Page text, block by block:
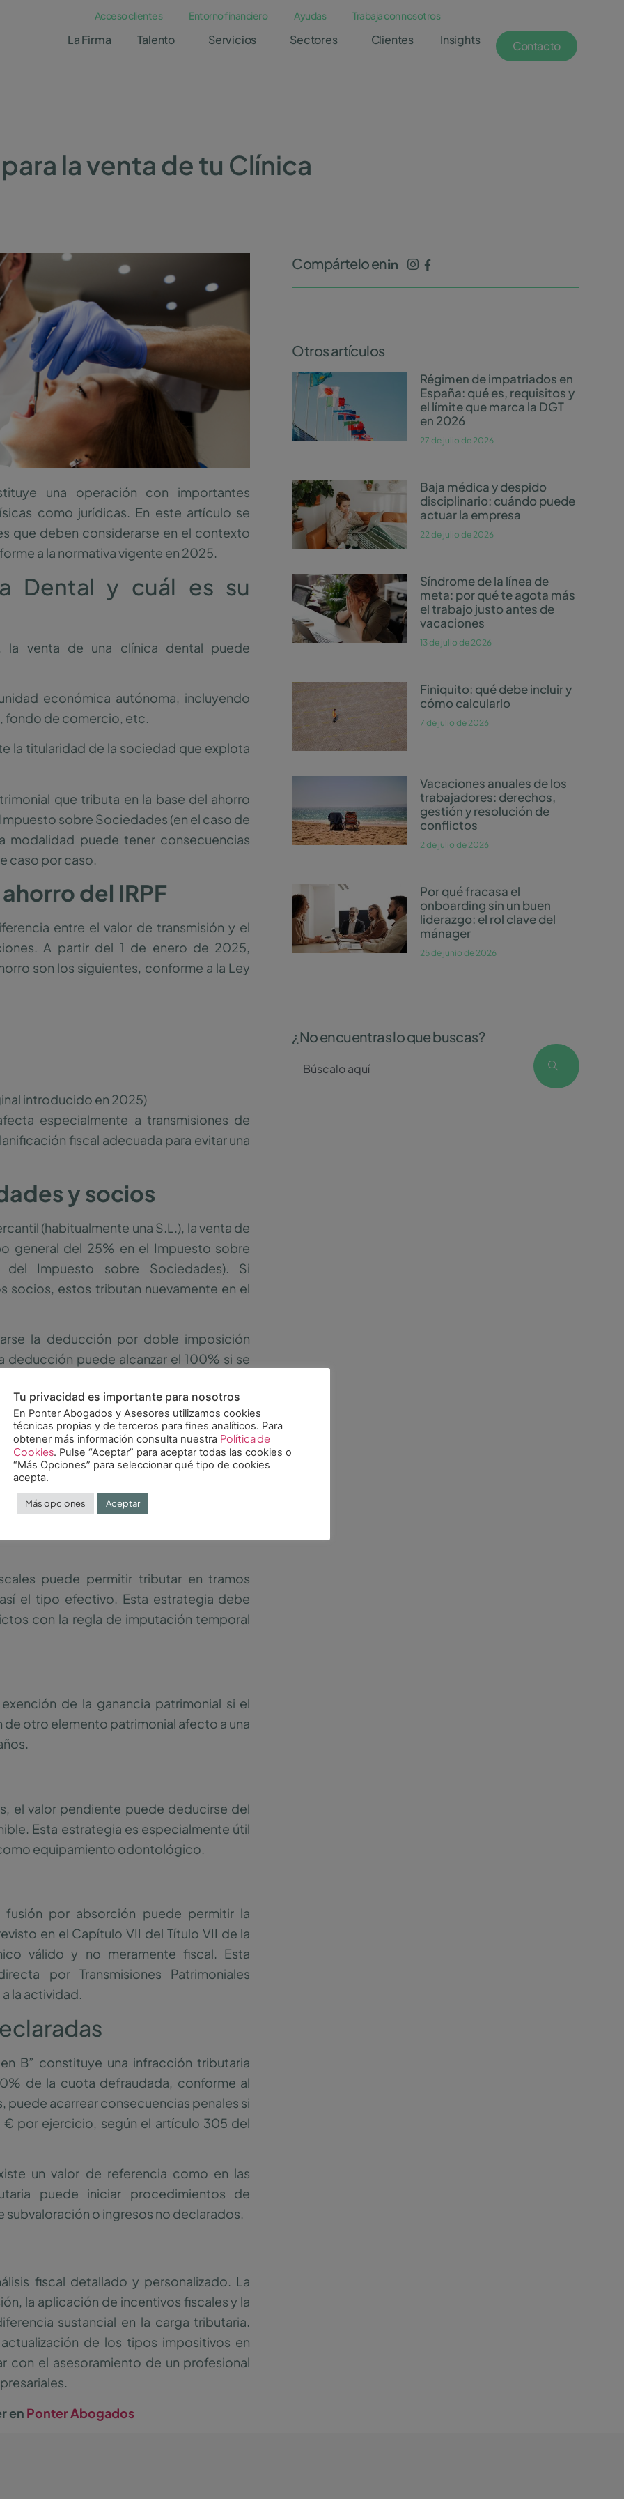
Acceso clientes Entorno financiero Ayudas Trabaja con nosotros
Contacto
La Firma Talento Servicios Sectores Clientes Insights
la venta de tu Clínica
una operación con importantes
como jurídicas. En este artículo se
que deben considerarse en el contexto
a la normativa vigente en 2025.
Dental y cuál es su
venta de una clínica dental puede
económica autónoma, incluyendo
fondo de comercio, etc.
la titularidad de la sociedad que explota
que tributa en la base del ahorro
sobre Sociedades (en el caso de
modalidad puede tener consecuencias
caso por caso.
del IRPF
entre el valor de transmisión y el
A partir del 1 de enero de 2025,
son los siguientes, conforme a la Ley
introducido en 2025)
especialmente a transmisiones de
fiscal adecuada para evitar una
y socios
(habitualmente una S.L.), la venta de
general del 25% en el Impuesto sobre
Impuesto sobre Sociedades). Si
socios, estos tributan nuevamente en el
la deducción por doble imposición
deducción puede alcanzar el 100% si se
del 5% y tenencia durante al menos
la tributación
reducir la carga fiscal derivada de la
puede permitir tributar en tramos
el tipo efectivo. Esta estrategia debe
con la regla de imputación temporal
de la ganancia patrimonial si el
otro elemento patrimonial afecto a una
el valor pendiente puede deducirse del
Esta estrategia es especialmente útil
equipamiento odontológico.
fusión por absorción puede permitir la
en el Capítulo VII del Título VII de la
válido y no meramente fiscal. Esta
por Transmisiones Patrimoniales
la actividad.
B” constituye una infracción tributaria
de la cuota defraudada, conforme al
puede acarrear consecuencias penales si
por ejercicio, según el artículo 305 del
un valor de referencia como en las
puede iniciar procedimientos de
o ingresos no declarados.
fiscal detallado y personalizado. La
la aplicación de incentivos fiscales y la
sustancial en la carga tributaria.
de los tipos impositivos en
con el asesoramiento de un profesional
en Ponter Abogados
Compártelo en
Otros artículos
Régimen de impatriados en
España: qué es, requisitos y
el límite que marca la DGT
en 2026
27 de julio de 2026
Baja médica y despido
disciplinario: cuándo puede
actuar la empresa
22 de julio de 2026
Síndrome de la línea de
meta: por qué te agota más
el trabajo justo antes de
vacaciones
13 de julio de 2026
Finiquito: qué debe incluir y
cómo calcularlo
7 de julio de 2026
Vacaciones anuales de los
trabajadores: derechos,
gestión y resolución de
conflictos
2 de julio de 2026
Por qué fracasa el
onboarding sin un buen
liderazgo: el rol clave del
mánager
25 de junio de 2026
¿No encuentras lo que buscas?
Tu privacidad es importante para nosotros
En Ponter Abogados y Asesores utilizamos cookies
técnicas propias y de terceros para fines analíticos. Para
obtener más información consulta nuestra Política de
Cookies. Pulse “Aceptar” para aceptar todas las cookies o
“Más Opciones” para seleccionar qué tipo de cookies
acepta.
Más opciones Aceptar